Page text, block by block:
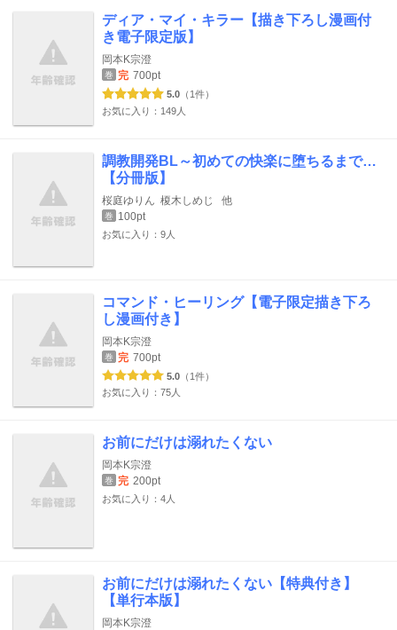
ディア・マイ・キラー【描き下ろし漫画付
き電子限定版】
岡本K宗澄
巻 完 700pt
5.0 （1件）
お気に入り：149人
調教開発BL～初めての快楽に堕ちるまで…
【分冊版】
桜庭ゆりん 榎木しめじ 他
巻 100pt
お気に入り：9人
コマンド・ヒーリング【電子限定描き下ろ
し漫画付き】
岡本K宗澄
巻 完 700pt
5.0 （1件）
お気に入り：75人
お前にだけは溺れたくない
岡本K宗澄
巻 完 200pt
お気に入り：4人
お前にだけは溺れたくない【特典付き】
【単行本版】
岡本K宗澄